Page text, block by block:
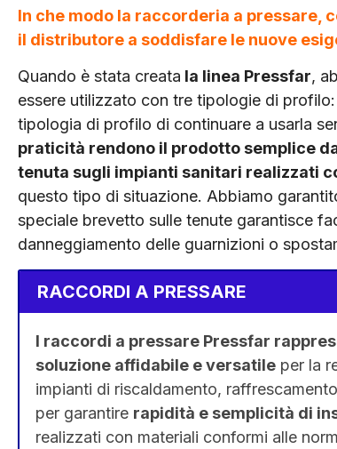
In che modo la raccorderia a pressare,
il distributore a soddisfare le nuove
Quando è stata creata la linea Pressfar,
essere utilizzato con tre tipologie di
tipologia di profilo di continuare a usarla
praticità rendono il prodotto semplice
tenuta sugli impianti sanitari realizzati
questo tipo di situazione. Abbiamo
speciale brevetto sulle tenute garantisce
danneggiamento delle guarnizioni o
RACCORDI A PRESSARE
I raccordi a pressare Pressfar
soluzione affidabile e versatile per la
impianti di riscaldamento,
per garantire rapidità e semplicità di
realizzati con materiali conformi alle